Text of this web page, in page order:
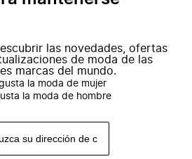
las novedades, ofertas
de moda de las
marcas del mundo.
la moda de mujer
la moda de hombre